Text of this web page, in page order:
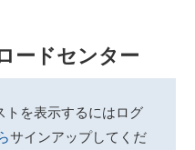
ードセンター
トを表示するにはログ
サインアップしてくだ